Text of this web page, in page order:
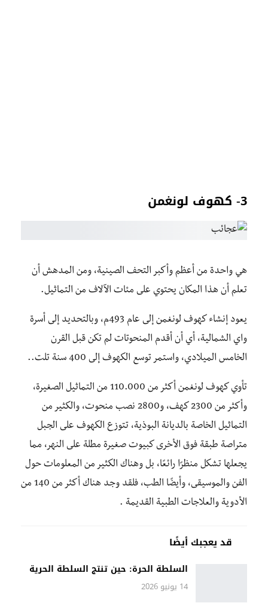
3- كهوف لونغمن
هي واحدة من أعظم وأكبر التحف الصينية، ومن المدهش أن
تعلم أن هذا المكان يحتوي على مئات الآلاف من التماثيل.
يعود إنشاء كهوف لونغمن إلى عام 493م، وبالتحديد إلى أسرة
واي الشمالية، أي أن أقدم المنحوتات لم تكن قبل القرن
الخامس الميلادي، واستمر توسع الكهوف إلى 400 سنة تلت..
تأوي كهوف لونغمن أكثر من 110.000 من التماثيل الصغيرة،
وأكثر من 2300 كهف، و2800 نصب منحوت، والكثير من
التماثيل الخاصة بالديانة البوذية، تتوزع الكهوف على الجبل
متراصة طبقة فوق الأخرى كبيوت صغيرة مطلة على النهر، مما
يجعلها تشكل منظرًا رائعًا، بل وهناك الكثير من المعلومات حول
الفن والموسيقى، وأيضًا الطب، فلقد وجد هناك أكثر من 140 من
الأدوية والعلاجات الطبية القديمة .
قد يعجبك أيضًا
السلطة الحرة: حين تنتج السلطة الحرية
14 يونيو 2026